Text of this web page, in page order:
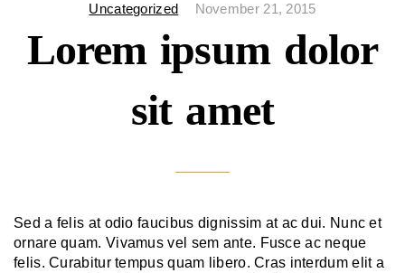
Uncategorized November 21, 2015
Lorem ipsum dolor
sit amet
Sed a felis at odio faucibus dignissim at ac dui. Nunc et
ornare quam. Vivamus vel sem ante. Fusce ac neque
felis. Curabitur tempus quam libero. Cras interdum elit a